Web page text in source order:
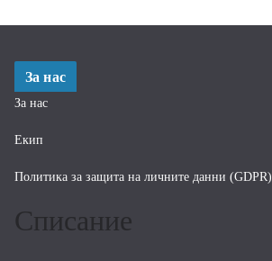
За нас
За нас
Екип
Политика за защита на личните данни (GDPR)
Списание